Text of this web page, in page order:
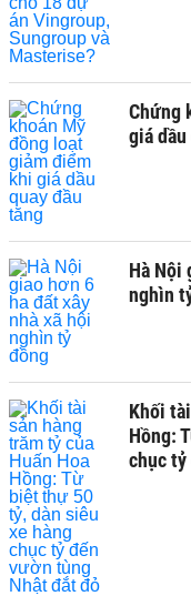
Chứng
giá
Hà Nội
nghìn
Khối
Hồng:
chục